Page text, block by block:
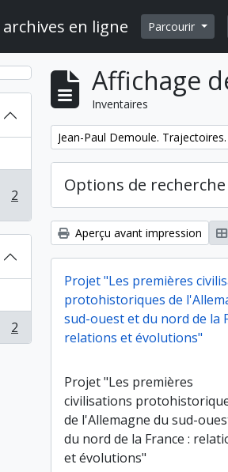
en ligne Parcourir
2
2
Affichage
Inventaires
Remove filter:
Jean-Paul Demoule.
Options de recherche
Aperçu avant impression
Projet "Les premières
protohistoriques de
sud-ouest et du nord de la
relations et évolutions"
Projet "Les premières
civilisations
de l'Allemagne du sud-
du nord de la France :
et évolutions"